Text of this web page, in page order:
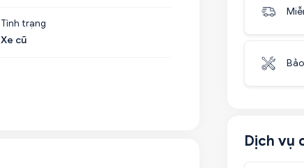
Dịch vụ
Tình trạng
Xe cũ